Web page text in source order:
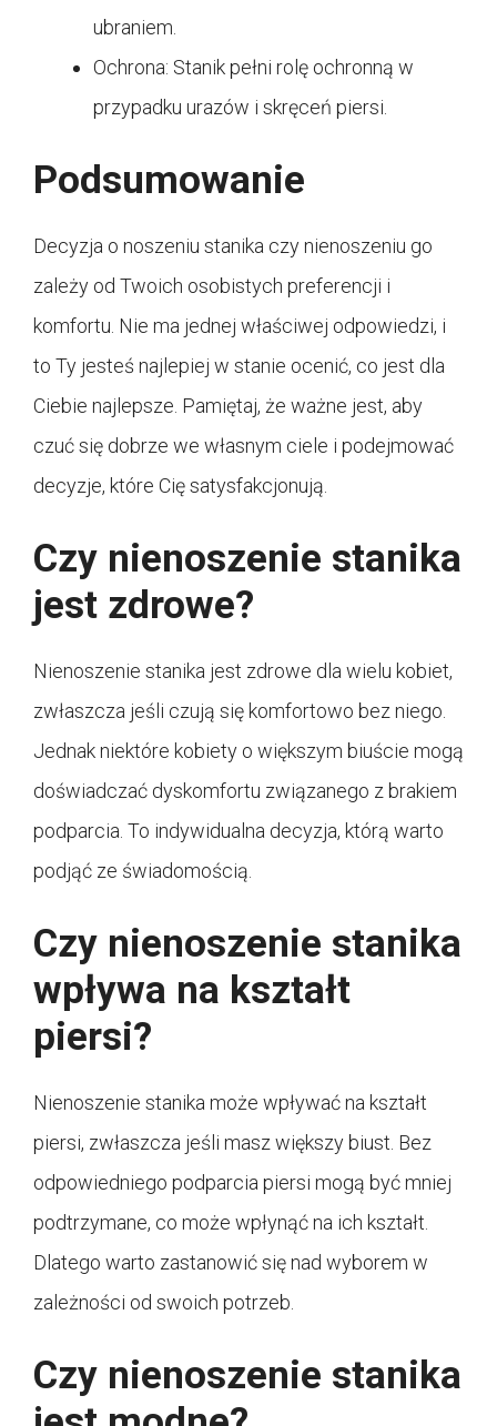
ubraniem.
Ochrona: Stanik pełni rolę ochronną w
przypadku urazów i skręceń piersi.
Podsumowanie
Decyzja o noszeniu stanika czy nienoszeniu go
zależy od Twoich osobistych preferencji i
komfortu. Nie ma jednej właściwej odpowiedzi, i
to Ty jesteś najlepiej w stanie ocenić, co jest dla
Ciebie najlepsze. Pamiętaj, że ważne jest, aby
czuć się dobrze we własnym ciele i podejmować
decyzje, które Cię satysfakcjonują.
Czy nienoszenie stanika
jest zdrowe?
Nienoszenie stanika jest zdrowe dla wielu kobiet,
zwłaszcza jeśli czują się komfortowo bez niego.
Jednak niektóre kobiety o większym biuście mogą
doświadczać dyskomfortu związanego z brakiem
podparcia. To indywidualna decyzja, którą warto
podjąć ze świadomością.
Czy nienoszenie stanika
wpływa na kształt
piersi?
Nienoszenie stanika może wpływać na kształt
piersi, zwłaszcza jeśli masz większy biust. Bez
odpowiedniego podparcia piersi mogą być mniej
podtrzymane, co może wpłynąć na ich kształt.
Dlatego warto zastanowić się nad wyborem w
zależności od swoich potrzeb.
Czy nienoszenie stanika